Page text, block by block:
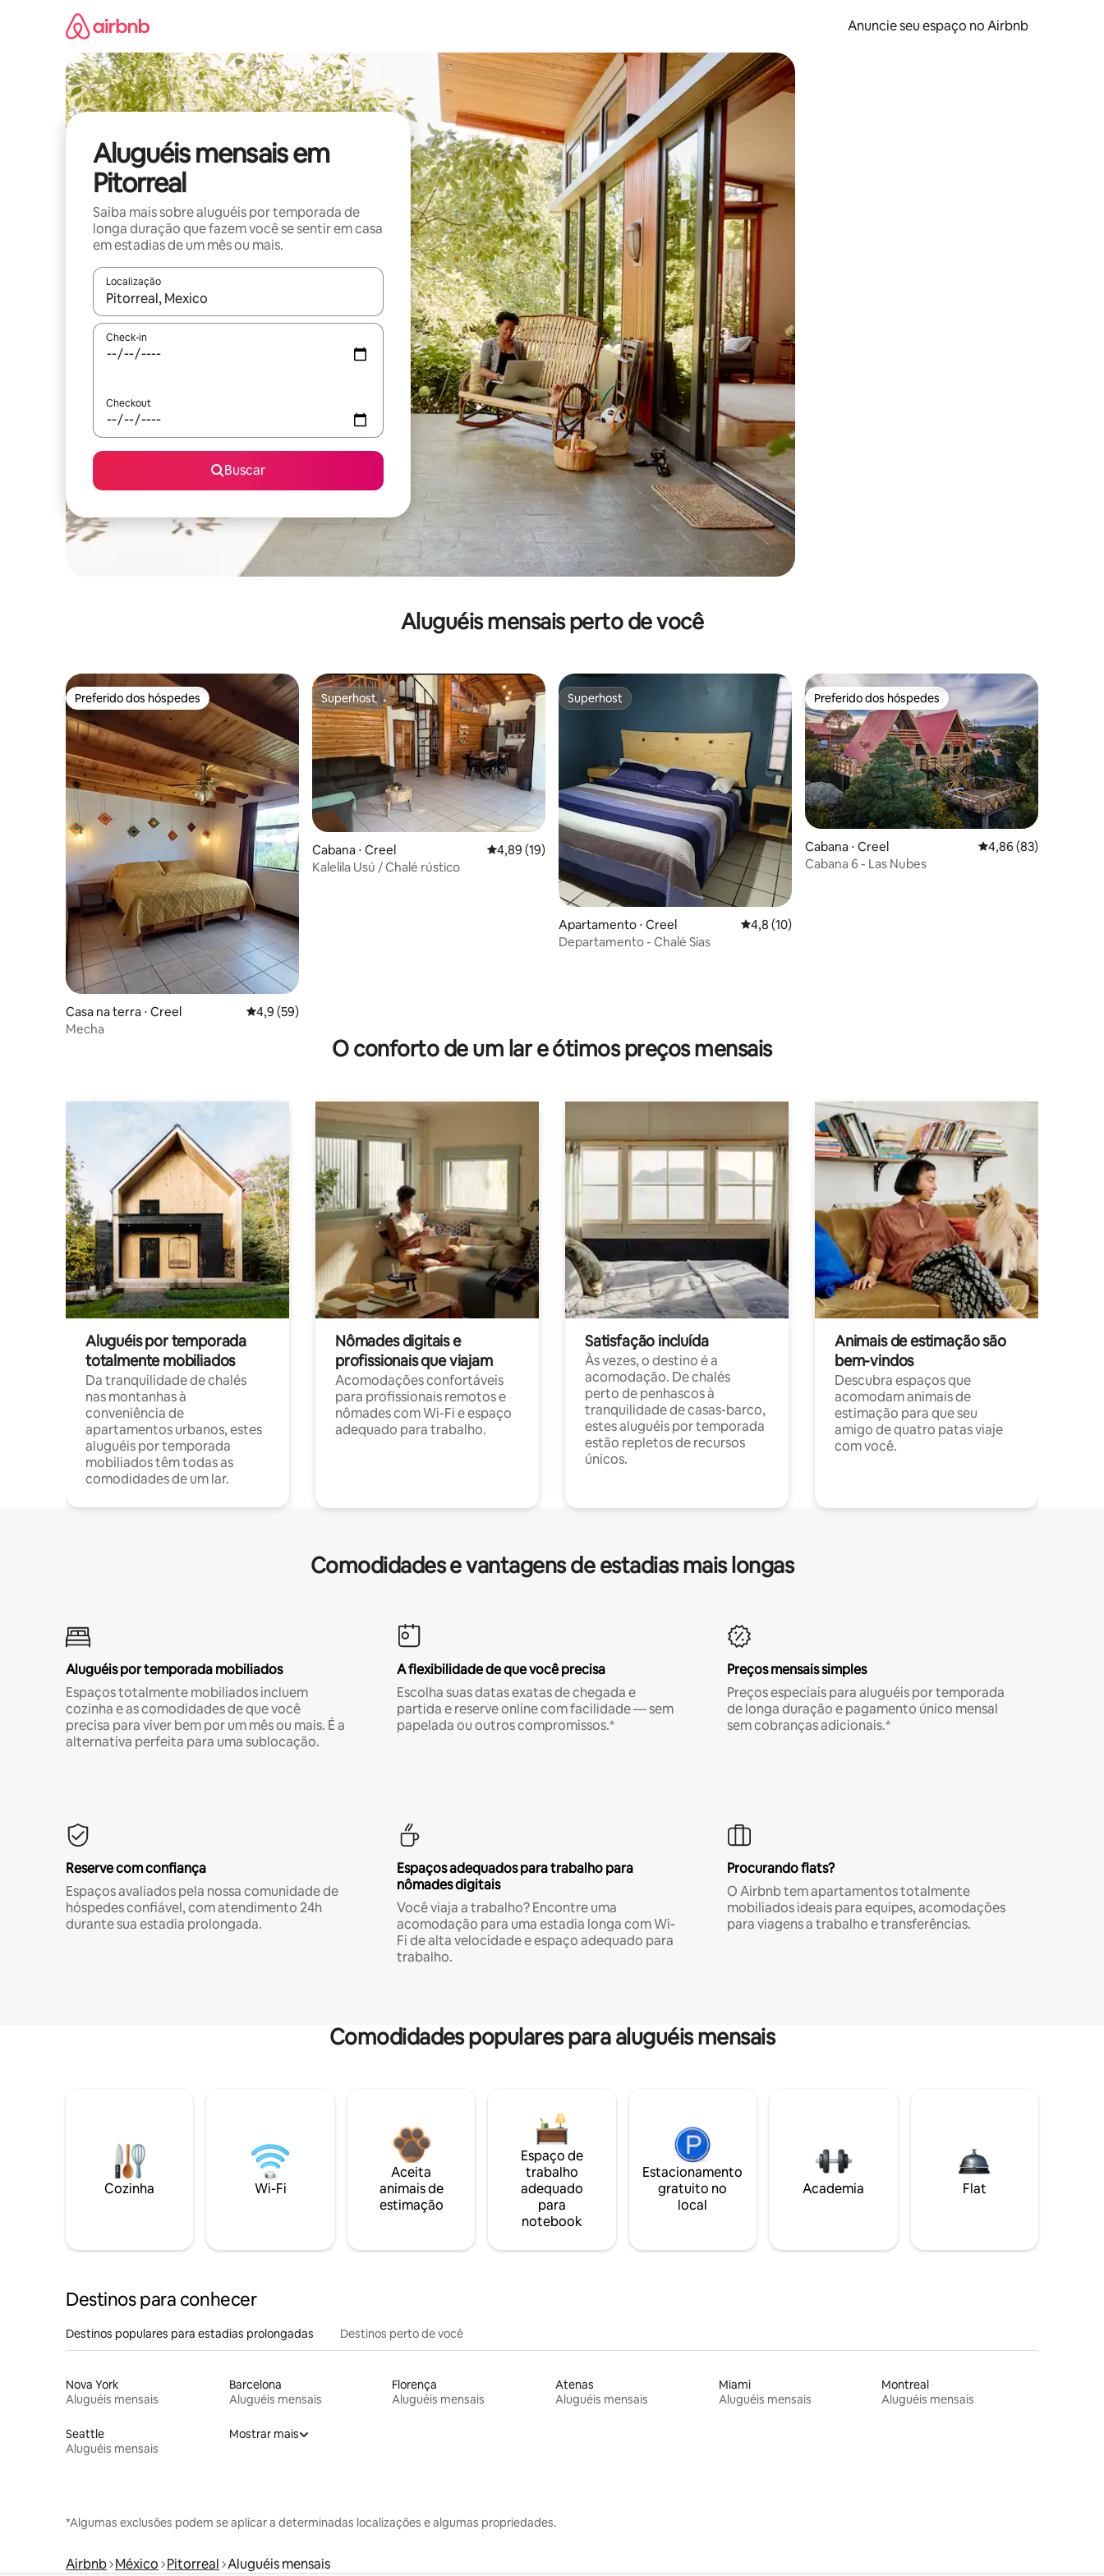
Anuncie seu espaço no Airbnb
Aluguéis mensais em
Pitorreal
Saiba mais sobre aluguéis por temporada de
longa duração que fazem você se sentir em casa
em estadias de um mês ou mais.
Localização
Quando os resultados estiverem disponíveis, explore-os usando as seta para cima e para baixo do teclado ou tocando e deslizando o dedo na tela.
Check-in
Checkout
Buscar
Aluguéis mensais perto de você
Preferido dos hóspedes
Preferido dos hóspedes
Casa na terra ⋅ Creel 4,9 de uma avaliação média de 5, 59 avaliações
4,9 (59)
Mecha
Superhost
Superhost
Cabana ⋅ Creel 4,89 de uma avaliação média de 5, 19 avaliações
4,89 (19)
Kalelila Usú / Chalé rústico
Superhost
Superhost
Apartamento ⋅ Creel 4,8 de uma avaliação média de 5, 10 avaliações
4,8 (10)
Departamento - Chalé Sias
Preferido dos hóspedes
Preferido dos hóspedes
Cabana ⋅ Creel 4,86 de uma
4,86 (83)
Cabana 6 - Las Nubes
O conforto de um lar e ótimos preços mensais
Aluguéis por temporada
totalmente mobiliados
Da tranquilidade de chalés
nas montanhas à
conveniência de
apartamentos urbanos, estes
aluguéis por temporada
mobiliados têm todas as
comodidades de um lar.
Nômades digitais e
profissionais que viajam
Acomodações confortáveis
para profissionais remotos e
nômades com Wi-Fi e espaço
adequado para trabalho.
Satisfação incluída
Às vezes, o destino é a
acomodação. De chalés
perto de penhascos à
tranquilidade de casas-barco,
estes aluguéis por temporada
estão repletos de recursos
únicos.
Animais de estimação são
bem-vindos
Descubra espaços que
acomodam animais de
estimação para que seu
amigo de quatro patas viaje
com você.
Comodidades e vantagens de estadias mais longas
Aluguéis por temporada mobiliados
Espaços totalmente mobiliados incluem
cozinha e as comodidades de que você
precisa para viver bem por um mês ou mais. É a
alternativa perfeita para uma sublocação.
A flexibilidade de que você precisa
Escolha suas datas exatas de chegada e
partida e reserve online com facilidade — sem
papelada ou outros compromissos.*
Preços mensais simples
Preços especiais para aluguéis por temporada
de longa duração e pagamento único mensal
sem cobranças adicionais.*
Reserve com confiança
Espaços avaliados pela nossa comunidade de
hóspedes confiável, com atendimento 24h
durante sua estadia prolongada.
Espaços adequados para trabalho para
nômades digitais
Você viaja a trabalho? Encontre uma
acomodação para uma estadia longa com Wi-
Fi de alta velocidade e espaço adequado para
trabalho.
Procurando flats?
O Airbnb tem apartamentos totalmente
mobiliados ideais para equipes, acomodações
para viagens a trabalho e transferências.
Comodidades populares para aluguéis mensais
Cozinha Wi-Fi
Aceita
animais de
estimação
Espaço de
trabalho
adequado
para
notebook
Estacionamento
gratuito no
local
Academia Flat
Destinos para conhecer
Destinos populares para estadias prolongadas Destinos perto de você
Nova York
Aluguéis mensais
Barcelona
Aluguéis mensais
Florença
Aluguéis mensais
Atenas
Aluguéis mensais
Miami
Aluguéis mensais
Montreal
Aluguéis mensais
Seattle
Aluguéis mensais
Mostrar mais
*Algumas exclusões podem se aplicar a determinadas localizações e algumas propriedades.
Airbnb México Pitorreal Aluguéis mensais